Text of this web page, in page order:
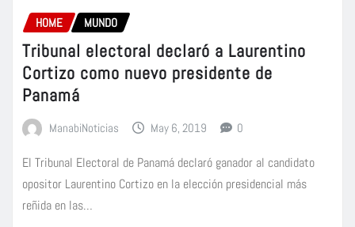
HOME MUNDO
Tribunal electoral declaró a Laurentino
Cortizo como nuevo presidente de
Panamá
ManabiNoticias May 6, 2019 0
El Tribunal Electoral de Panamá declaró ganador al candidato
opositor Laurentino Cortizo en la elección presidencial más
reñida en las…